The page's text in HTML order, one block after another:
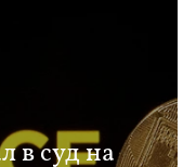
в суд на